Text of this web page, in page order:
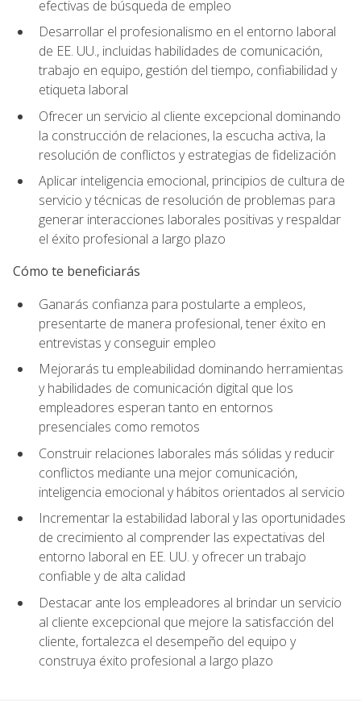
efectivas de búsqueda de empleo
Desarrollar el profesionalismo en el entorno laboral
de EE. UU., incluidas habilidades de comunicación,
trabajo en equipo, gestión del tiempo, confiabilidad y
etiqueta laboral
Ofrecer un servicio al cliente excepcional dominando
la construcción de relaciones, la escucha activa, la
resolución de conflictos y estrategias de fidelización
Aplicar inteligencia emocional, principios de cultura de
servicio y técnicas de resolución de problemas para
generar interacciones laborales positivas y respaldar
el éxito profesional a largo plazo
Cómo te beneficiarás
Ganarás confianza para postularte a empleos,
presentarte de manera profesional, tener éxito en
entrevistas y conseguir empleo
Mejorarás tu empleabilidad dominando herramientas
y habilidades de comunicación digital que los
empleadores esperan tanto en entornos
presenciales como remotos
Construir relaciones laborales más sólidas y reducir
conflictos mediante una mejor comunicación,
inteligencia emocional y hábitos orientados al servicio
Incrementar la estabilidad laboral y las oportunidades
de crecimiento al comprender las expectativas del
entorno laboral en EE. UU. y ofrecer un trabajo
confiable y de alta calidad
Destacar ante los empleadores al brindar un servicio
al cliente excepcional que mejore la satisfacción del
cliente, fortalezca el desempeño del equipo y
construya éxito profesional a largo plazo